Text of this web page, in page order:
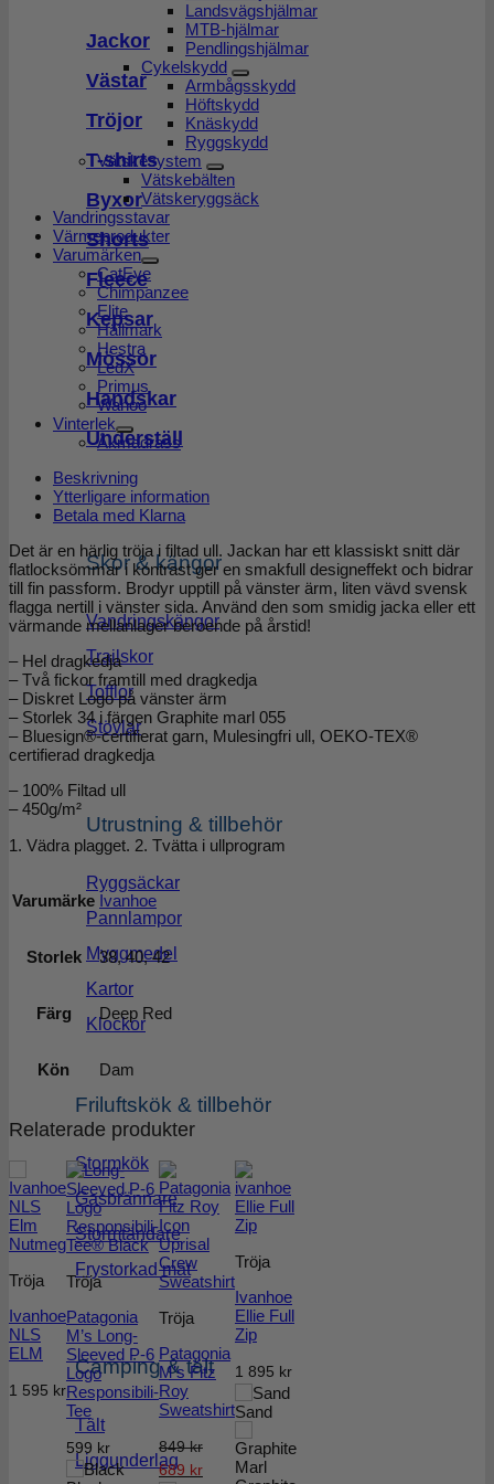
Jackor
Västar
Tröjor
T-shirts
Byxor
Shorts
Fleece
Kepsar
Mössor
Handskar
Underställ
Skor & kängor
Vandringskängor
Trailskor
Tofflor
Stövlar
Utrustning & tillbehör
Ryggsäckar
Pannlampor
Myggmedel
Kartor
Klockor
Friluftskök & tillbehör
Stormkök
Gasbrännare
Stormtändare
Frystorkad mat
Camping & tält
Tält
Liggunderlag
Landsvägshjälmar
MTB-hjälmar
Pendlingshjälmar
Cykelskydd
Armbågsskydd
Höftskydd
Knäskydd
Ryggskydd
Vätskesystem
Vätskebälten
Vätskeryggsäck
Vandringsstavar
Värmeprodukter
Varumärken
CatEye
Chimpanzee
Elite
Hällmark
Hestra
LedX
Primus
Wahoo
Vinterlek
Åkmadrass
Beskrivning
Ytterligare information
Betala med Klarna
Det är en härlig tröja i filtad ull. Jackan har ett klassiskt snitt där
flatlocksömmar i kontrast ger en smakfull designeffekt och bidrar
till fin passform. Brodyr upptill på vänster ärm, liten vävd svensk
flagga nertill i vänster sida. Använd den som smidig jacka eller ett
värmande mellanlager beroende på årstid!
– Hel dragkedja
– Två fickor framtill med dragkedja
– Diskret Logo på vänster ärm
– Storlek 34 i färgen Graphite marl 055
– Bluesign®-certifierat garn, Mulesingfri ull, OEKO-TEX®
certifierad dragkedja
– 100% Filtad ull
– 450g/m²
1. Vädra plagget. 2. Tvätta i ullprogram
Varumärke Ivanhoe
Storlek 38, 40, 42
Färg Deep Red
Kön Dam
Relaterade produkter
Tröja
Ivanhoe
NLS
ELM
1 595 kr
Tröja
Patagonia
M’s Long-
Sleeved P-6
Logo
Responsibili-
Tee
599 kr
Tröja
Patagonia
M’s Fitz
Roy
Sweatshirt
849kr
Det
689 krDet
Sand
Tröja
Ivanhoe
Ellie Full
Zip
1 895 kr